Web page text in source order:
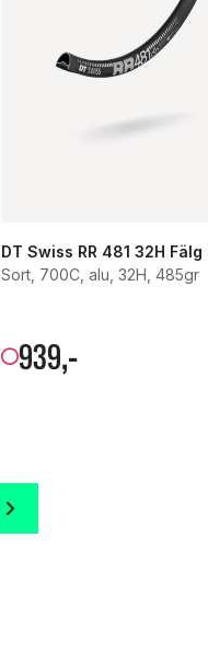
DT Swiss RR 481 32H Fälg
Sort, 700C, alu, 32H, 485gr
939,-